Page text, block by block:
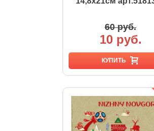
60 руб.
10 руб.
КУПИТЬ